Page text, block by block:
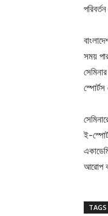
সময়
ই-
আরোপ
TAGS